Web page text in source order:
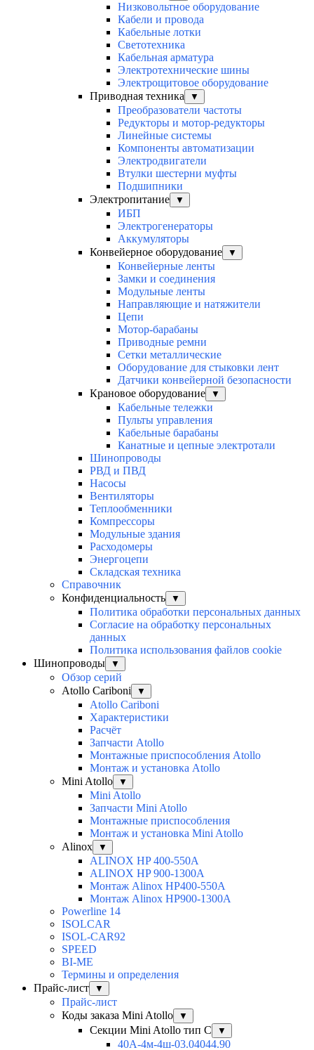
Низковольтное оборудование
Кабели и провода
Кабельные лотки
Светотехника
Кабельная арматура
Электротехнические шины
Электрощитовое оборудование
Приводная техника
▼
Преобразователи частоты
Редукторы и мотор-редукторы
Линейные системы
Компоненты автоматизации
Электродвигатели
Втулки шестерни муфты
Подшипники
Электропитание
▼
ИБП
Электрогенераторы
Аккумуляторы
Конвейерное оборудование
▼
Конвейерные ленты
Замки и соединения
Модульные ленты
Направляющие и натяжители
Цепи
Мотор-барабаны
Приводные ремни
Сетки металлические
Оборудование для стыковки лент
Датчики конвейерной безопасности
Крановое оборудование
▼
Кабельные тележки
Пульты управления
Кабельные барабаны
Канатные и цепные электротали
Шинопроводы
РВД и ПВД
Насосы
Вентиляторы
Теплообменники
Компрессоры
Модульные здания
Расходомеры
Энергоцепи
Складская техника
Справочник
Конфиденциальность
▼
Политика обработки персональных данных
Согласие на обработку персональных
данных
Политика использования файлов cookie
Шинопроводы
▼
Обзор серий
Atollo Cariboni
▼
Atollo Cariboni
Характеристики
Расчёт
Запчасти Atollo
Монтажные приспособления Atollo
Монтаж и установка Atollo
Mini Atollo
▼
Mini Atollo
Запчасти Mini Atollo
Монтажные приспособления
Монтаж и установка Mini Atollo
Alinox
▼
ALINOX HP 400-550A
ALINOX HP 900-1300A
Монтаж Alinox HP400-550A
Монтаж Alinox HP900-1300A
Powerline 14
ISOLCAR
ISOL-CAR92
SPEED
BI-ME
Термины и определения
Прайс-лист
▼
Прайс-лист
Коды заказа Mini Atollo
▼
Секции Mini Atollo тип С ▼
40А-4м-4ш-03.04044.90